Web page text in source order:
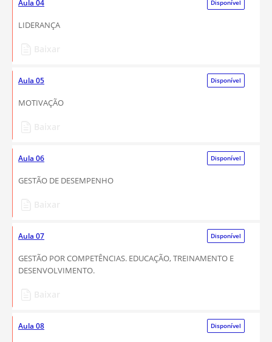
Aula 04 Disponível
LIDERANÇA
Aula 05 Disponível
MOTIVAÇÃO
Aula 06 Disponível
GESTÃO DE DESEMPENHO
Aula 07 Disponível
GESTÃO POR COMPETÊNCIAS. EDUCAÇÃO, TREINAMENTO E
DESENVOLVIMENTO.
Aula 08 Disponível